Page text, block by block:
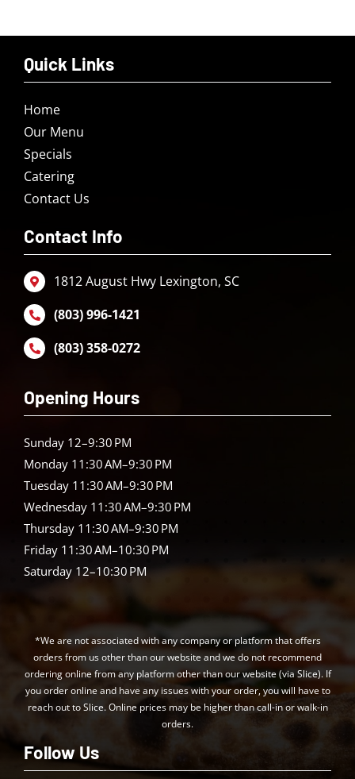
Quick Links
Home
Our Menu
Specials
Catering
Contact Us
Contact Info
1812 August Hwy Lexington, SC
(803) 996-1421
(803) 358-0272
Opening Hours
Sunday 12–9:30 PM
Monday 11:30 AM–9:30 PM
Tuesday 11:30 AM–9:30 PM
Wednesday 11:30 AM–9:30 PM
Thursday 11:30 AM–9:30 PM
Friday 11:30 AM–10:30 PM
Saturday 12–10:30 PM
*We are not associated with any company or platform that offers
orders from us other than our website and we do not recommend
ordering online from any platform other than our website (via Slice). If
you order online and have any issues with your order, you will have to
reach out to Slice. Online prices may be higher than call-in or walk-in
orders.
Follow Us